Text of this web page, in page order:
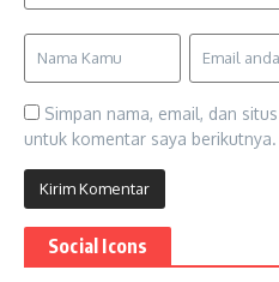
Simpan nama, email, dan
untuk komentar saya berikutnya.
Social Icons